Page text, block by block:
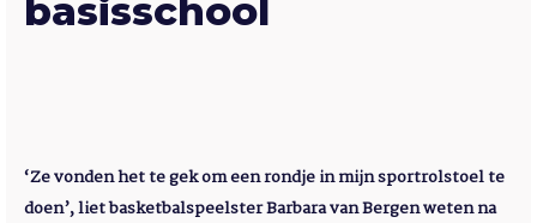
basisschool
‘Ze vonden het te gek om een rondje in mijn sportrolstoel te
doen’, liet basketbalspeelster Barbara van Bergen weten na